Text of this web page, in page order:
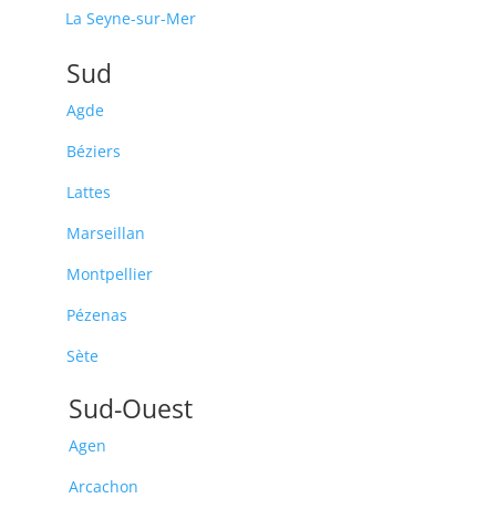
La Seyne-sur-Mer
Sud
Agde
Béziers
Lattes
Marseillan
Montpellier
Pézenas
Sète
Sud-Ouest
Agen
Arcachon